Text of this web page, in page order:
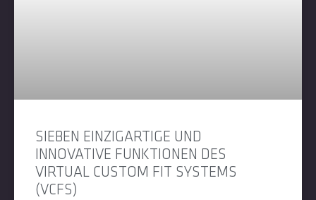
SIEBEN EINZIGARTIGE UND
INNOVATIVE FUNKTIONEN DES
VIRTUAL CUSTOM FIT SYSTEMS
(VCFS)